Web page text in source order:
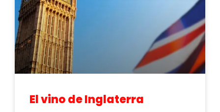
El vino de Inglaterra